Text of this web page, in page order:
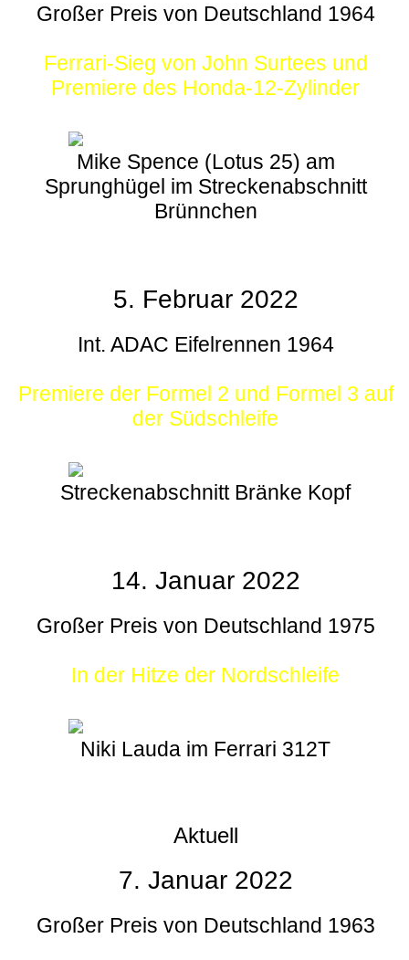
Großer Preis von Deutschland 1964
Ferrari-Sieg von John Surtees und
Premiere des Honda-12-Zylinder
Mike Spence (Lotus 25) am
Sprunghügel im Streckenabschnitt
Brünnchen
5. Februar 2022
Int. ADAC Eifelrennen 1964
Premiere der Formel 2 und Formel 3 auf
der Südschleife
Streckenabschnitt Bränke Kopf
14. Januar 2022
Großer Preis von Deutschland 1975
In der Hitze der Nordschleife
Niki Lauda im Ferrari 312T
Aktuell
7. Januar 2022
Großer Preis von Deutschland 1963